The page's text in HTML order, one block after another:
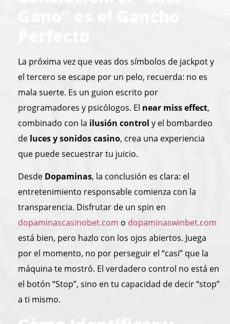
La próxima vez que veas dos símbolos de jackpot y
el tercero se escape por un pelo, recuerda: no es
mala suerte. Es un guion escrito por
programadores y psicólogos. El near miss effect,
combinado con la ilusión control y el bombardeo
de luces y sonidos casino, crea una experiencia
que puede secuestrar tu juicio.
Desde Dopaminas, la conclusión es clara: el
entretenimiento responsable comienza con la
transparencia. Disfrutar de un spin en
dopaminascasinobet.com o dopaminaswinbet.com
está bien, pero hazlo con los ojos abiertos. Juega
por el momento, no por perseguir el “casi” que la
máquina te mostró. El verdadero control no está en
el botón “Stop”, sino en tu capacidad de decir “stop”
a ti mismo.